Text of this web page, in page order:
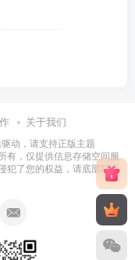
关于我们
动，请支持正版主题
有，仅提供信息存储空间服
犯了您的权益，请底部联系